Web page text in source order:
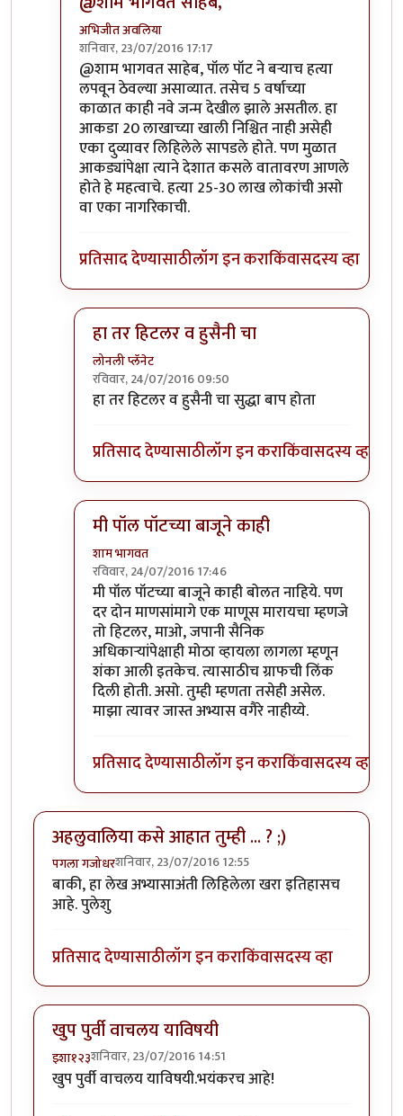
अभिजीत अवलिया
शनिवार, 23/07/2016 17:17
In reply to१९६० ते २०१३ या कालावधीचाby
@शाम भागवत साहेब, पॉल पॉट ने बऱ्याच हत्या
लपवून ठेवल्या असाव्यात. तसेच 5 वर्षाच्या
काळात काही नवे जन्म देखील झाले असतील. हा
आकडा 20 लाखाच्या खाली निश्चित नाही असेही
एका दुव्यावर लिहिलेले सापडले होते. पण मुळात
आकड्यांपेक्षा त्याने देशात कसले वातावरण आणले
होते हे महत्वाचे. हत्या 25-30 लाख लोकांची असो
वा एका नागरिकाची.
प्रतिसाद देण्यासाठीलॉग इन कराकिंवासदस्य व्हा
हा तर हिटलर व हुसैनी चा
लोनली प्लॅनेट
रविवार, 24/07/2016 09:50
In reply to@शाम भागवत साहेब,byअभिजीत
हा तर हिटलर व हुसैनी चा सुद्धा बाप होता
प्रतिसाद देण्यासाठीलॉग इन कराकिंवासदस्य व्हा
मी पॉल पॉटच्या बाजूने काही
शाम भागवत
रविवार, 24/07/2016 17:46
In reply to@शाम भागवत साहेब,byअभिजीत
मी पॉल पॉटच्या बाजूने काही बोलत नाहिये. पण
दर दोन माणसांमागे एक माणूस मारायचा म्हणजे
तो हिटलर, माओ, जपानी सैनिक
अधिकार्‍यांपेक्षाही मोठा व्हायला लागला म्हणून
शंका आली इतकेच. त्यासाठीच ग्राफची लिंक
दिली होती. असो. तुम्ही म्हणता तसेही असेल.
माझा त्यावर जास्त अभ्यास वगैरे नाहीय्ये.
प्रतिसाद देण्यासाठीलॉग इन कराकिंवासदस्य व्हा
अहलुवालिया कसे आहात तुम्ही ... ? ;)
पगला गजोधरशनिवार, 23/07/2016 12:55
बाकी, हा लेख अभ्यासाअंती लिहिलेला खरा इतिहासच
आहे. पुलेशु
प्रतिसाद देण्यासाठीलॉग इन कराकिंवासदस्य व्हा
खुप पुर्वी वाचलय याविषयी
इशा१२३शनिवार, 23/07/2016 14:51
खुप पुर्वी वाचलय याविषयी.भयंकरच आहे!